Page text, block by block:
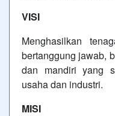
VISI
Menghasilkan
bertanggung jawab,
dan mandiri yang
usaha dan industri.
MISI